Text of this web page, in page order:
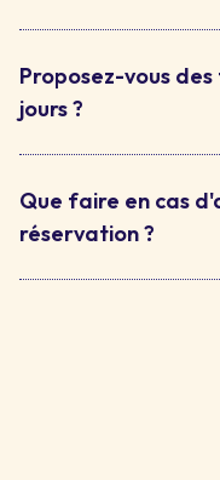
Proposez-vous
jours ?
Que faire en cas
réservation ?